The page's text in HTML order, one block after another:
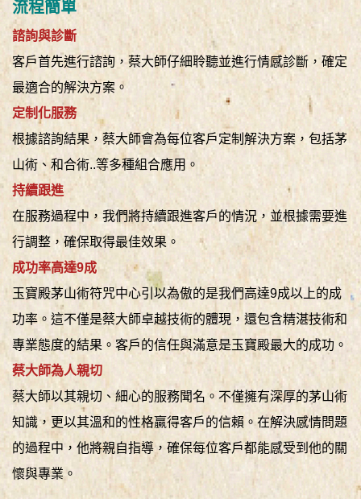
流程簡單
諮詢與診斷
客戶首先進行諮詢，蔡大師仔細聆聽並進行情感診斷，確定
最適合的解決方案。
定制化服務
根據諮詢結果，蔡大師會為每位客戶定制解決方案，包括茅
山術、和合術..等多種組合應用。
持續跟進
在服務過程中，我們將持續跟進客戶的情況，並根據需要進
行調整，確保取得最佳效果。
成功率高達9成
玉寶殿茅山術符咒中心引以為傲的是我們高達9成以上的成
功率。這不僅是蔡大師卓越技術的體現，還包含精湛技術和
專業態度的結果。客戶的信任與滿意是玉寶殿最大的成功。
蔡大師為人親切
蔡大師以其親切、細心的服務聞名。不僅擁有深厚的茅山術
知識，更以其溫和的性格贏得客戶的信賴。在解決感情問題
的過程中，他將親自指導，確保每位客戶都能感受到他的關
懷與專業。